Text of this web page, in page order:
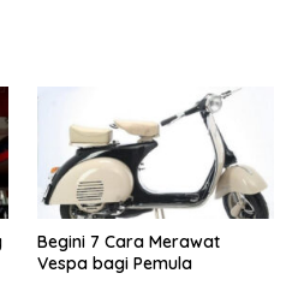
Begini 7 Cara Merawat
Vespa bagi Pemula